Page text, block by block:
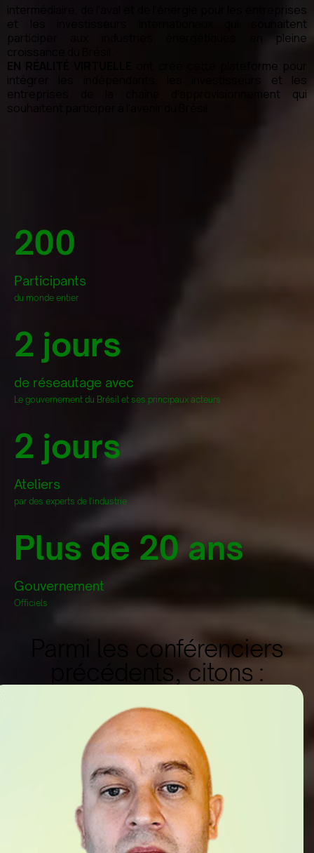
intermédiaire, de l'aval et de l'énergie pour les entreprises
et les investisseurs internationaux qui souhaitent
participer aux industries énergétiques en pleine
croissance du Brésil.
EN RÉALITÉ VIRTUELLE
ont créé cette plateforme pour
intégrer les indépendants, les investisseurs et les
entreprises de la chaîne d'approvisionnement qui
souhaitent participer à l'avenir du Brésil.
200
Participants
du monde entier
2 jours
de réseautage avec
Le gouvernement du Brésil et ses principaux acteurs
2 jours
Ateliers
par des experts de l'industrie
Plus de 20 ans
Gouvernement
Officiels
Parmi les conférenciers
précédents, citons :